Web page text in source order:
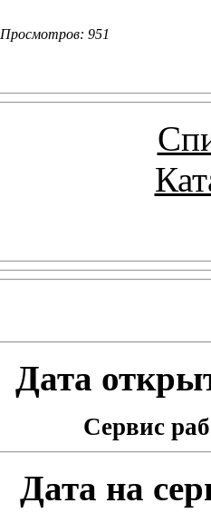
Просмотров: 951
Дата
Сервис
Дата на